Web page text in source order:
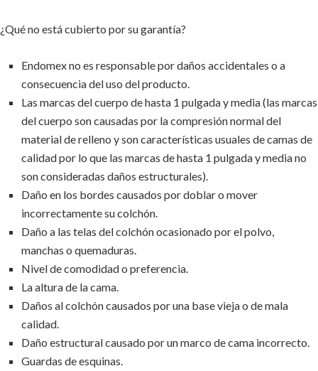
¿Qué no está cubierto por su garantía?
Endomex no es responsable por daños accidentales o a
consecuencia del uso del producto.
Las marcas del cuerpo de hasta 1 pulgada y media (las marcas
del cuerpo son causadas por la compresión normal del
material de relleno y son características usuales de camas de
calidad por lo que las marcas de hasta 1 pulgada y media no
son consideradas daños estructurales).
Daño en los bordes causados por doblar o mover
incorrectamente su colchón.
Daño a las telas del colchón ocasionado por el polvo,
manchas o quemaduras.
Nivel de comodidad o preferencia.
La altura de la cama.
Daños al colchón causados por una base vieja o de mala
calidad.
Daño estructural causado por un marco de cama incorrecto.
Guardas de esquinas.